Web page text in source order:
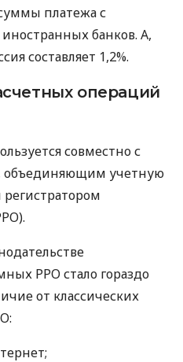
платежа с
банков. А,
составляет 1,2%.
операций
совместно с
объединяющим учетную
РРО стало гораздо
от классических